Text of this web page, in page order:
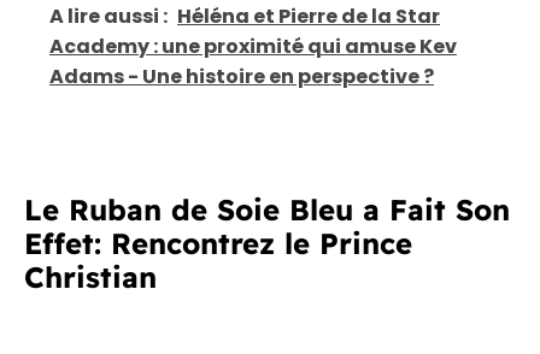
A lire aussi : Héléna et Pierre de la Star
Academy : une proximité qui amuse Kev
Adams - Une histoire en perspective ?
Le Ruban de Soie Bleu a Fait Son
Effet: Rencontrez le Prince
Christian